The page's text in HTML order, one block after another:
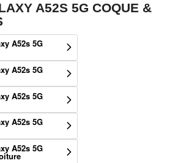
A52S 5G COQUE &
A52s 5G
A52s 5G
A52s 5G
A52s 5G
A52s 5G